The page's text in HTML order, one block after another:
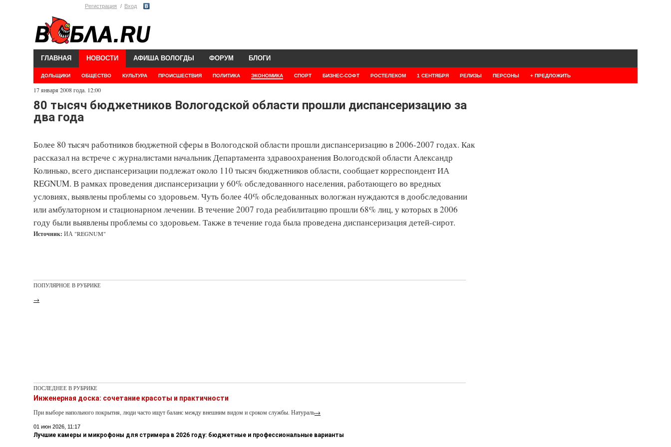
Регистрация Вход
ГЛАВНАЯ НОВОСТИ
ДОЛЬЩИКИ ОБЩЕСТВО КУЛЬТУРА ПРОИСШЕСТВИЯ ПОЛИТИКА ЭКОНОМИКА СПОРТ БИЗНЕС-СОФТ РОСТЕЛЕКОМ 1 СЕНТЯБРЯ РЕЛИЗЫ ПЕРСОНЫ + ПРЕДЛОЖИТЬ
АФИША ВОЛОГДЫ ФОРУМ БЛОГИ
17 января 2008 года. 12:00
80 тысяч бюджетников Вологодской области прошли диспансеризацию за
два года
Более 80 тысяч работников бюджетной сферы в Вологодской области прошли диспансеризацию в 2006-2007 годах. Как
рассказал на встрече с журналистами начальник Департамента здравоохранения Вологодской области Александр
Колинько, всего диспансеризации подлежат около 110 тысяч бюджетников области, сообщает корреспондент ИА
REGNUM. В рамках проведения диспансеризации у 60% обследованного населения, работающего во вредных
условиях, выявлены проблемы со здоровьем. Чуть более 40% обследованных вологжан нуждаются в дообследовании
или амбулаторном и стационарном лечении. В течение 2007 года реабилитацию прошли 68% лиц, у которых в 2006
году были выявлены проблемы со здоровьем. Также в течение года была проведена диспансеризация детей-сирот.
Источник: ИА "REGNUM"
ПОПУЛЯРНОЕ В РУБРИКЕ
→
ПОСЛЕДНЕЕ В РУБРИКЕ
Инженерная доска: сочетание красоты и практичности
При выборе напольного покрытия, люди часто ищут баланс между внешним видом и сроком службы. Натураль→
01 июн 2026, 11:17
Лучшие камеры и микрофоны для стримера в 2026 году: бюджетные и профессиональные варианты